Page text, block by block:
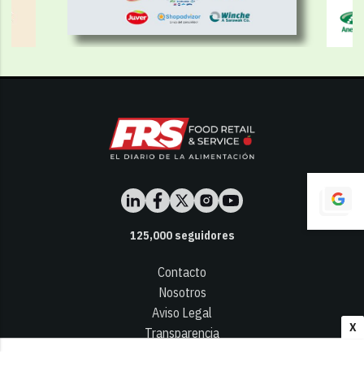
X
125,000seguidores
Contacto
Nosotros
Aviso Legal
Transparencia